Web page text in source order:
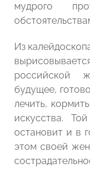
мудрого
Из
российской
будущее,
лечить,
искусства.
остановит и в
этом своей